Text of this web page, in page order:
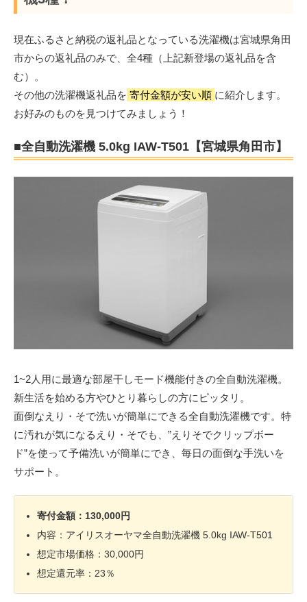
現在ふるさと納税の返礼品となっている洗濯機は宮城県角田
市からの返礼品のみで、全4種（上記新登場の返礼品を含
む）。
その他の洗濯機返礼品を 寄付金額が安い順 に紹介します。
お好みのものを見つけてみましょう！
■全自動洗濯機 5.0kg IAW-T501【宮城県角田市】
1~2人用に最適な部屋干しモード機能付きの全自動洗濯機。
新生活を始める方やひとり暮らしの方にピッタリ。
面倒なえり・そで洗いが簡単にできる全自動洗濯機です。特
に汚れが気になるえり・そでも、”えりそでクリップボー
ド”を使って予備洗いが簡単にでき、毎日の面倒な手洗いを
サポート。
寄付金額：130,000円
内容：アイリスオーヤマ全自動洗濯機 5.0kg IAW-T501
想定市場価格：30,000円
想定還元率：23％